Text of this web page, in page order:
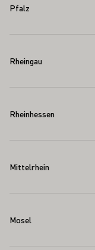
Pfalz
Rheingau
Rheinhessen
Mittelrhein
Mosel